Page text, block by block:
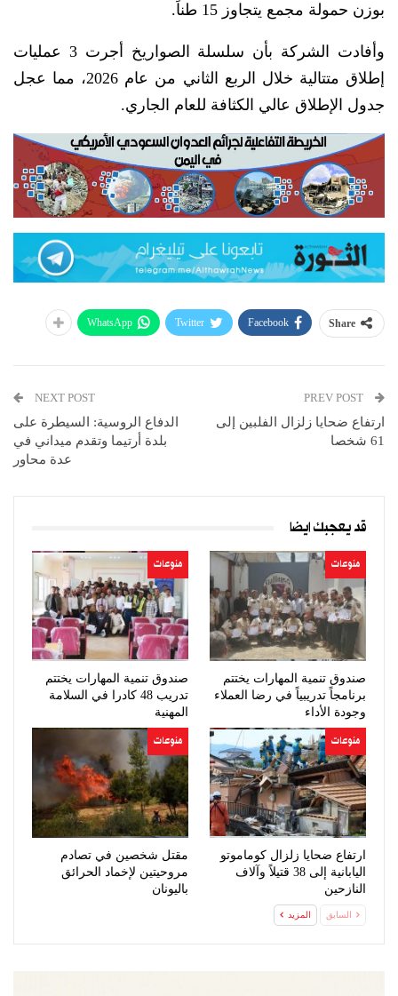
بوزن حمولة مجمع يتجاوز 15 طناً.
وأفادت الشركة بأن سلسلة الصواريخ أجرت 3 عمليات
إطلاق متتالية خلال الربع الثاني من عام 2026، مما عجل
جدول الإطلاق عالي الكثافة للعام الجاري.
Share
Facebook
Twitter
WhatsApp
ارتفاع ضحايا زلزال الفلبين إلى
61 شخصا
NEXT POST
الدفاع الروسية: السيطرة على
بلدة أرتيما وتقدم ميداني في
عدة محاور
قد يعجبك ايضا
منوعات
صندوق تنمية المهارات يختتم
برنامجاً تدريبياً في رضا العملاء
وجودة الأداء
منوعات
صندوق تنمية المهارات يختتم
تدريب 48 كادرا في السلامة
المهنية
منوعات
ارتفاع ضحايا زلزال كوماموتو
اليابانية إلى 38 قتيلاً وآلاف
النازحين
منوعات
مقتل شخصين في تصادم
مروحيتين لإخماد الحرائق
باليونان
السابق المزيد